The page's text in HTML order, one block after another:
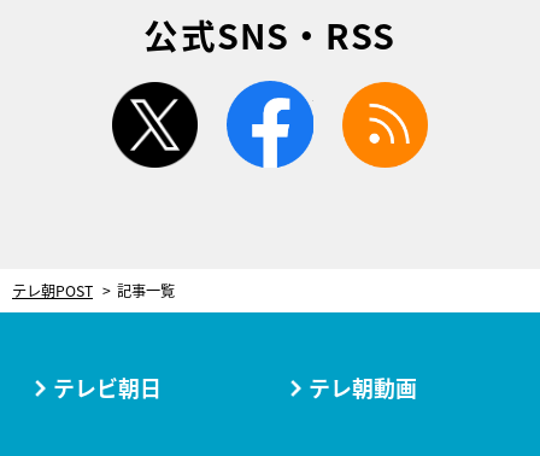
公式SNS・RSS
twitter facebook
テレ朝POST 記事一覧
テレビ朝日 テレ朝動画